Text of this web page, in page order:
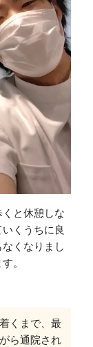
と休憩しな
くうちに良
くなりまし
。
くまで、最
ら通院され